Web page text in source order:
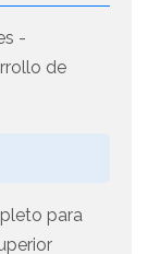
-
de
para